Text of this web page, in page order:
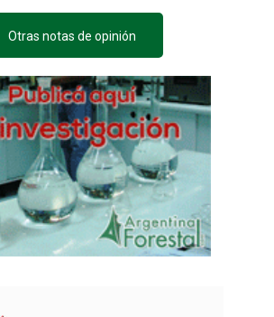
Otras notas de opinión